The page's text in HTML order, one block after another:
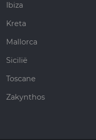
Ibiza
Kreta
Mallorca
Sicilië
Toscane
Zakynthos